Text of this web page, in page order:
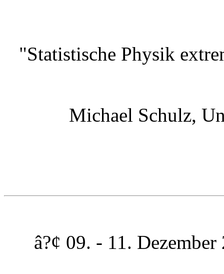
"Statistische Physik
Michael Schulz,
â?¢ 09. - 11. Dezember